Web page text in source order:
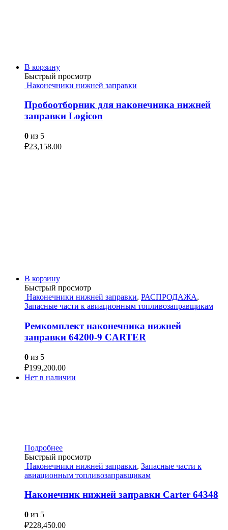
В корзину
Быстрый просмотр
Наконечники нижней заправки
Пробоотборник для наконечника нижней
заправки Logicon
0 из 5
₽23,158.00
В корзину
Быстрый просмотр
Наконечники нижней заправки, РАСПРОДАЖА,
Запасные части к авиационным топливозаправщикам
Ремкомплект наконечника нижней
заправки 64200-9 CARTER
0 из 5
₽199,200.00
Нет в наличии
Подробнее
Быстрый просмотр
Наконечники нижней заправки, Запасные части к
авиационным топливозаправщикам
Наконечник нижней заправки Carter 64348
0 из 5
₽228,450.00